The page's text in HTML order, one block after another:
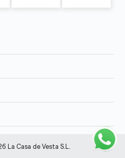
La Casa de Vesta S.L.